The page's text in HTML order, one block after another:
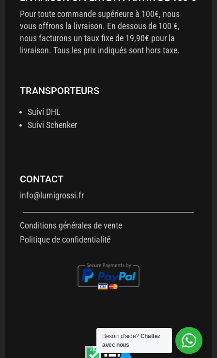
Pour toute commande supérieure à 100€, nous
vous offrons la livraison. En dessous de 100 €,
nous facturons un taux fixe de 19,90€ pour la
livraison. Tous les prix indiqués sont hors taxe.
TRANSPORTEURS
Suivi DHL
Suivi Schenker
CONTACT
info@lumigrossi.fr
Conditions générales de vente
Politique de confidentialité
Besoin d'aide? Chattez
avec nous